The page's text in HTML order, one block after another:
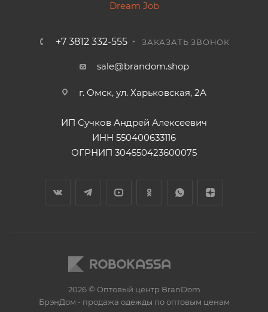
+7 3812 332-555 ЗАКАЗАТЬ ЗВОНОК
sale@brandom.shop
г. Омск, ул. Харьковская, 2А
ИП Сучков Андрей Алексеевич
ИНН 550400633116
ОГРНИП 304550423600075
2026 © Оптовый центр BranDom
БрэнДом - продажа одежды по оптовым ценам